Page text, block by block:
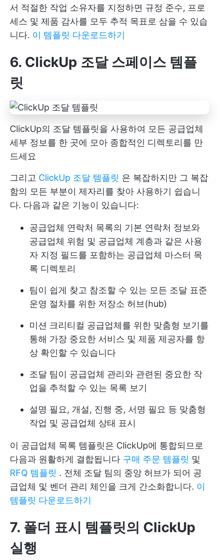
서 적절한 작업 소유자를 지정하면 규정 준수, 프로
세스 및 제품 감사를 모두 추적 목표로 삼을 수 있습
니다. 이 템플릿 다운로드하기
6. ClickUp 조달 스페이스 템플
릿
ClickUp의 조달 템플릿을 사용하여 모든 공급업체
세부 정보를 한 곳에 모아 종합적인 디렉토리를 만
드세요
그리고 ClickUp 조달 템플릿 은 복잡하지만 그 복잡
함의 모든 부분이 제자리를 찾아 사용하기 쉽습니
다. 다음과 같은 기능이 있습니다:
공급업체 연락처 목록의 기본 연락처 정보와
공급업체 위험 및 공급업체 계층과 같은 사용
자 지정 필드를 포함하는 공급업체 마스터 목
록 디렉토리
팀이 쉽게 찾고 참조할 수 있는 모든 조달 표준
운영 절차를 위한 저장소 허브(hub)
미션 크리티컬 공급업체를 위한 맞춤형 보기를
통해 가장 중요한 서비스 및 제품 제공자를 항
상 확인할 수 있습니다
조달 팀이 공급업체 관리와 관련된 중요한 작
업을 추적할 수 있는 목록 보기
설명 필요, 개설, 진행 중, 서명 필요 등 맞춤형
작업 및 공급업체 상태 표시
이 공급업체 목록 템플릿은 ClickUp에 통합되므로
다음과 원활하게 결합됩니다 구매 주문 템플릿 및
RFQ 템플릿 . 전체 조달 팀의 중앙 허브가 되어 공
급업체 및 벤더 관리 체인을 크게 간소화합니다. 이
템플릿 다운로드하기
7. 폴더 표시 템플릿의 ClickUp
실행